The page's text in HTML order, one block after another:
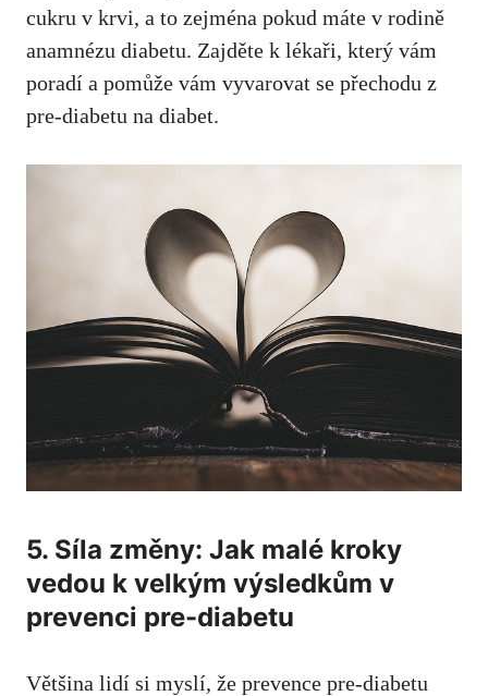
cukru‍ v krvi, a to zejména pokud máte v rodině
anamnézu diabetu. Zajděte k ‌lékaři, který vám
poradí a pomůže vám⁢ vyvarovat se přechodu ⁤z
pre-diabetu na ‍diabet.
5.⁣ Síla změny:‍ Jak malé‍ kroky
⁢vedou k velkým výsledkům ‌v
prevenci⁢ pre-diabetu
Většina lidí si myslí, že⁣ prevence ⁢pre-diabetu⁣